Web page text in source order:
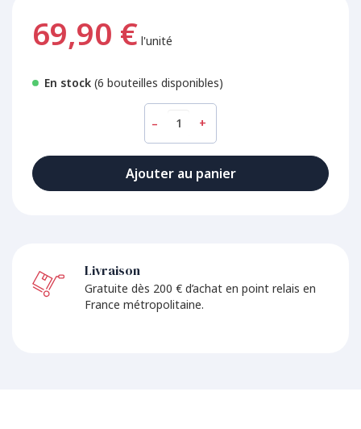
69,90 € l'unité
En stock (6 bouteilles disponibles)
– +
Ajouter au panier
Livraison
Gratuite dès 200 € d’achat en point relais en
France métropolitaine.